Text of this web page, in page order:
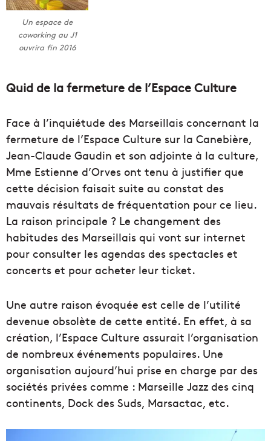
Un espace de
coworking au J1
ouvrira fin 2016
Quid de la fermeture de l’Espace Culture
Face à l’inquiétude des Marseillais concernant la
fermeture de l’Espace Culture sur la Canebière,
Jean-Claude Gaudin et son adjointe à la culture,
Mme Estienne d’Orves ont tenu à justifier que
cette décision faisait suite au constat des
mauvais résultats de fréquentation pour ce lieu.
La raison principale ? Le changement des
habitudes des Marseillais qui vont sur internet
pour consulter les agendas des spectacles et
concerts et pour acheter leur ticket.
Une autre raison évoquée est celle de l’utilité
devenue obsolète de cette entité. En effet, à sa
création, l’Espace Culture assurait l’organisation
de nombreux événements populaires. Une
organisation aujourd’hui prise en charge par des
sociétés privées comme : Marseille Jazz des cinq
continents, Dock des Suds, Marsactac, etc.